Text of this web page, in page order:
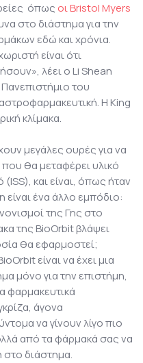
όπως οι Bristol Myers
στο διάστημα για την
εδώ και χρόνια.
είναι ότι
λέει ο Li Shean
του
Η King
κλίμακα.
μεγάλες ουρές για να
θα μεταφέρει υλικό
και είναι, όπως ήταν
ένα άλλο εμπόδιο:
της Γης στο
της BioOrbit βλάψει
θα εφαρμοστεί;
είναι να έχει μια
μόνο για την επιστήμη,
φαρμακευτικά
άγονα
να γίνουν λίγο πιο
από τα φάρμακά σας να
στο διάστημα.